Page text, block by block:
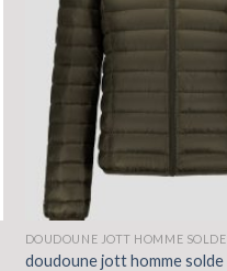
DOUDOUNE JOTT HOMME SOLDE
doudoune jott homme solde